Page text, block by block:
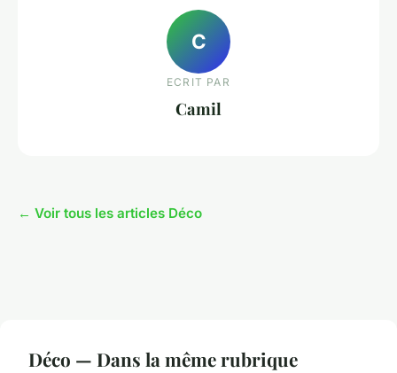
C
ECRIT PAR
Camil
← Voir tous les articles Déco
Déco — Dans la même rubrique